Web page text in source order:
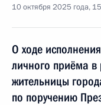
10 октября 2025 года,
О ходе
личного приёма
жительницы
по поручению